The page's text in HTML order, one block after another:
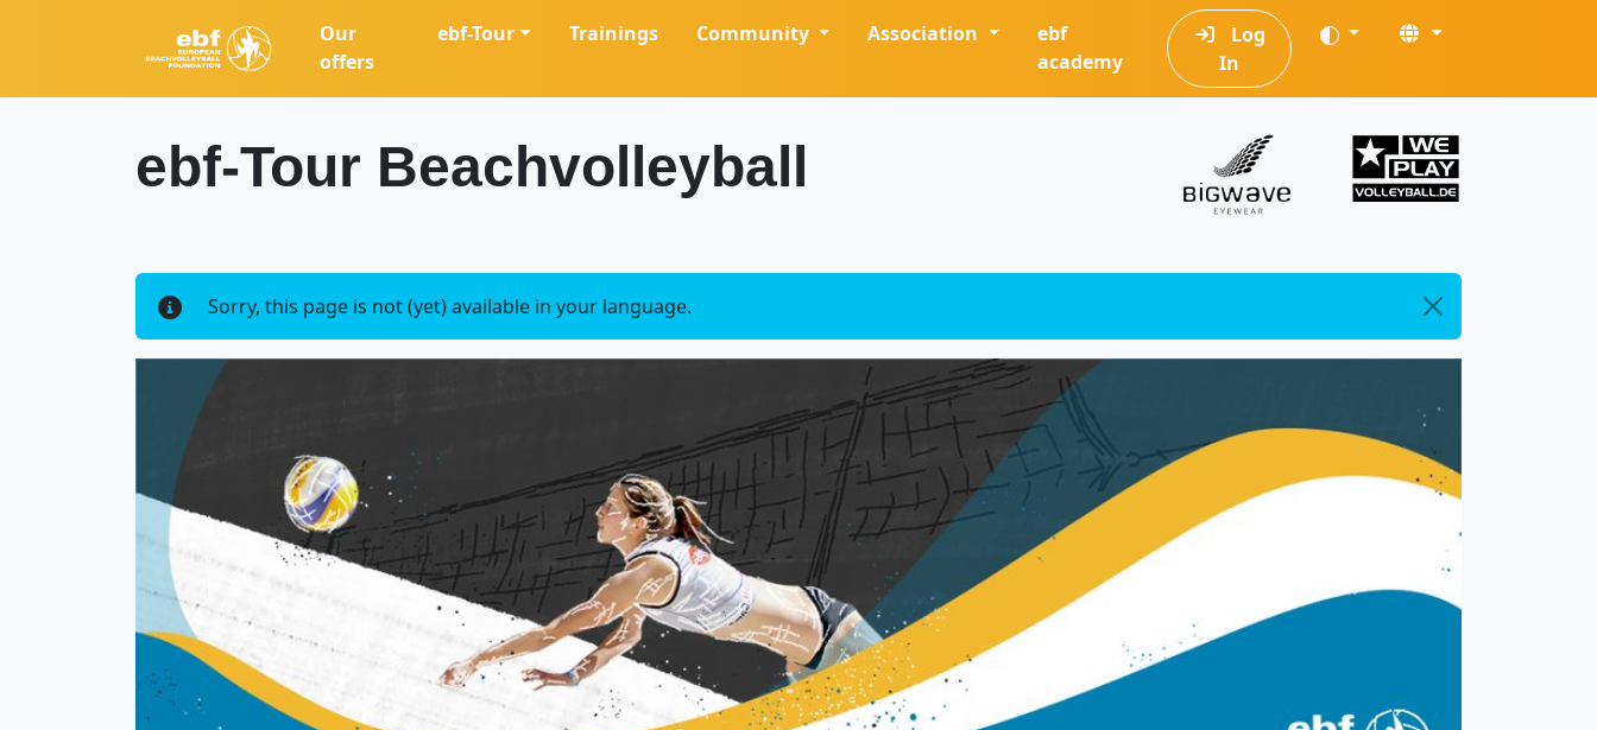
Our
offers
ebf-Tour Trainings Community Association
ebf
academy
Log
In
ebf-Tour Beachvolleyball
Sorry, this page is not (yet) available in your language.
Previous Next